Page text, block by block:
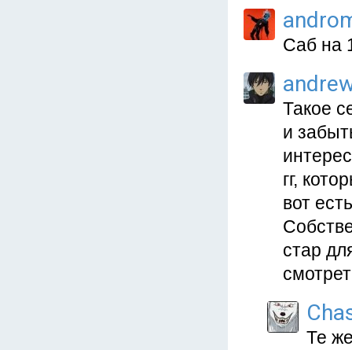
Саб на
Такое
и
гг,
вот
стар
Те